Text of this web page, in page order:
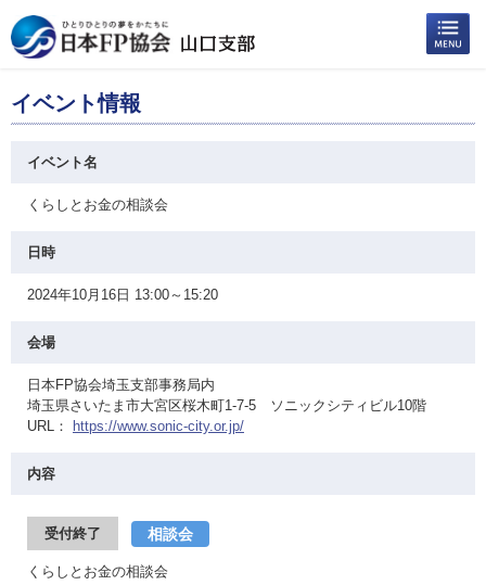
イベント情報
イベント名
くらしとお金の相談会
日時
2024年10月16日 13:00～15:20
会場
日本FP協会埼玉支部事務局内
埼玉県さいたま市大宮区桜木町1-7-5 ソニックシティビル10階
URL：
https://www.sonic-city.or.jp/
内容
受付終了 相談会
くらしとお金の相談会